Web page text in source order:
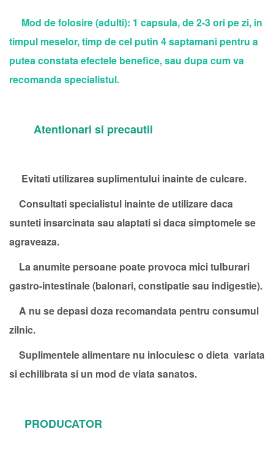
Mod de folosire (adulti): 1 capsula, de 2-3 ori pe zi, in
timpul meselor, timp de cel putin 4 saptamani pentru a
putea constata efectele benefice, sau dupa cum va
recomanda specialistul.
Atentionari si precautii
Evitati utilizarea suplimentului inainte de culcare.
Consultati specialistul inainte de utilizare daca
sunteti insarcinata sau alaptati si daca simptomele se
agraveaza.
La anumite persoane poate provoca mici tulburari
gastro-intestinale (balonari, constipatie sau indigestie).
A nu se depasi doza recomandata pentru consumul
zilnic.
Suplimentele alimentare nu inlocuiesc o dieta variata
si echilibrata si un mod de viata sanatos.
PRODUCATOR